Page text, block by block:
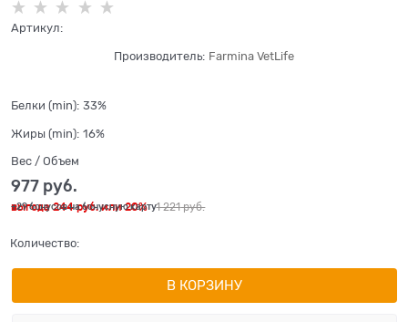
Артикул:
Производитель: Farmina VetLife
Белки (min): 33%
Жиры (min): 16%
Вес / Объем
1 221 руб.
977 руб.
выгода244 руб.или20%
+29 бонусов на бонусную карту
Количество:
В КОРЗИНУ